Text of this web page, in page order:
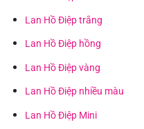
Lan Hồ Điệp trắng
Lan Hồ Điệp hồng
Lan Hồ Điệp vàng
Lan Hồ Điệp nhiều màu
Lan Hồ Điệp Mini